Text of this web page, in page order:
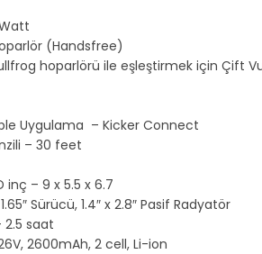
(Handsfree)
hoparlörü ile eşleştirmek için Çift
Uygulama – Kicker Connect
– 30 feet
inç – 9 x 5.5 x 6.7
Sürücü, 1.4″ x 2.8″ Pasif Radyatör
2.5 saat
2600mAh, 2 cell, Li-ion